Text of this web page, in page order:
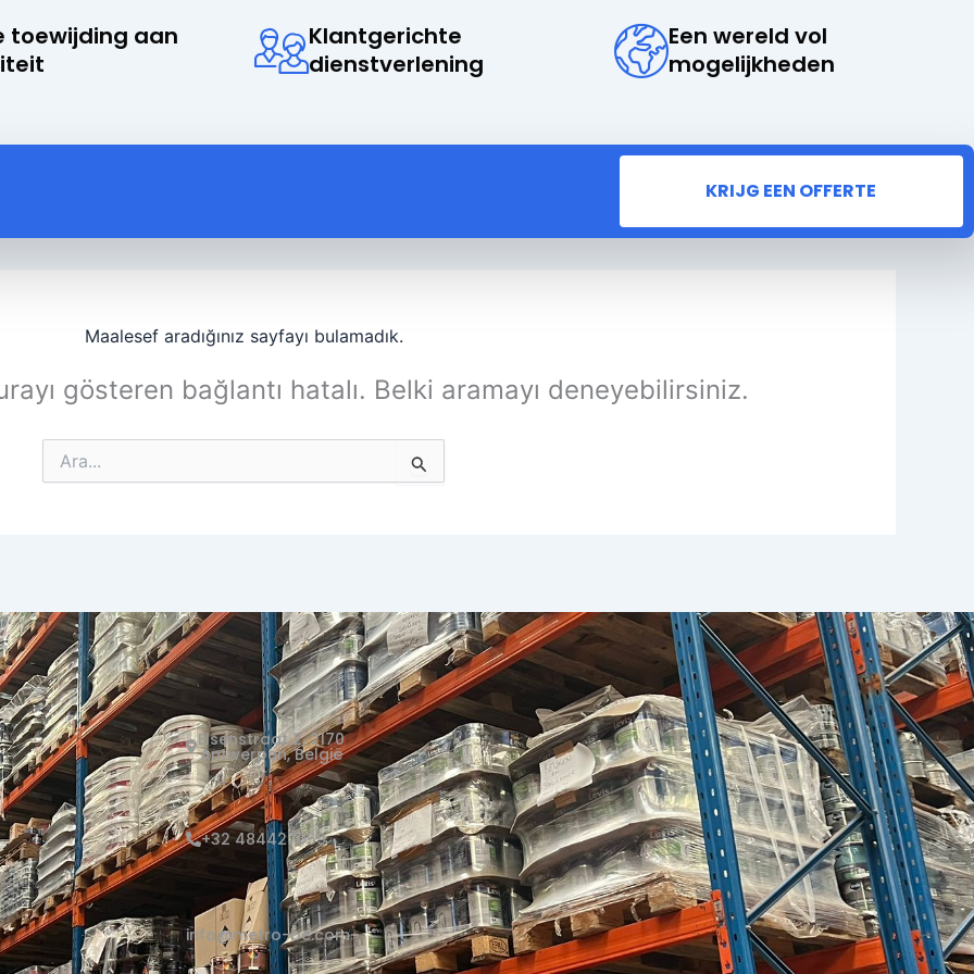
toewijding aan
Klantgerichte
dienstverlening
Een wereld vol
mogelijkheden
KRIJG EEN OFFERTE
Maalesef aradığınız sayfayı bulamadık.
gösteren bağlantı hatalı. Belki aramayı deneyebilirsiniz.
Search
for:
Elsenstraat 2, 2170
Antwerpen, België
+32 484427059
info@metro-be.com